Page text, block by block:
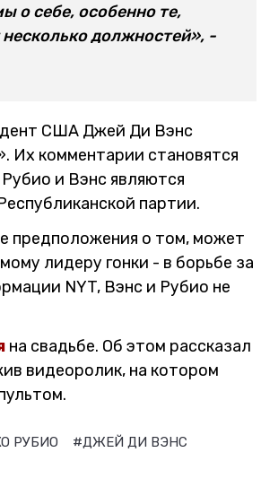
о себе, особенно те,
должностей», -
США Джей Ди Вэнс
Их комментарии становятся
и Вэнс являются
партии.
предположения о том, может
лидеру гонки - в борьбе за
NYT, Вэнс и Рубио не
на свадьбе. Об этом рассказал
видеоролик, на котором
РУБИО #ДЖЕЙ ДИ ВЭНС